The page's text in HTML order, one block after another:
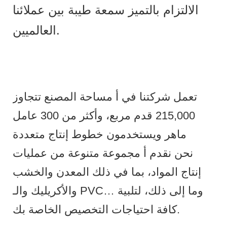
الالتزام بالتميز سمعة طيبة بين عملائنا
العالميين.
تعمل شركتنا في أ مساحة المصنع تتجاوز
215,000 قدم مربع، وأكثر من 300 عامل
نحن نقدم أ مجموعة متنوعة من عمليات
إنتاج المواد، بما في ذلك المعدن والخشب
والأكريليك والـ PVC… وما إلى ذلك، لتلبية
كافة احتياجات التخصيص الخاصة بك.